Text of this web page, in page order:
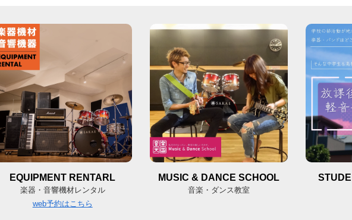
EQUIPMENT RENTARL
楽器・音響機材レンタル
web予約はこちら
MUSIC & DANCE SCHOOL
音楽・ダンス教室